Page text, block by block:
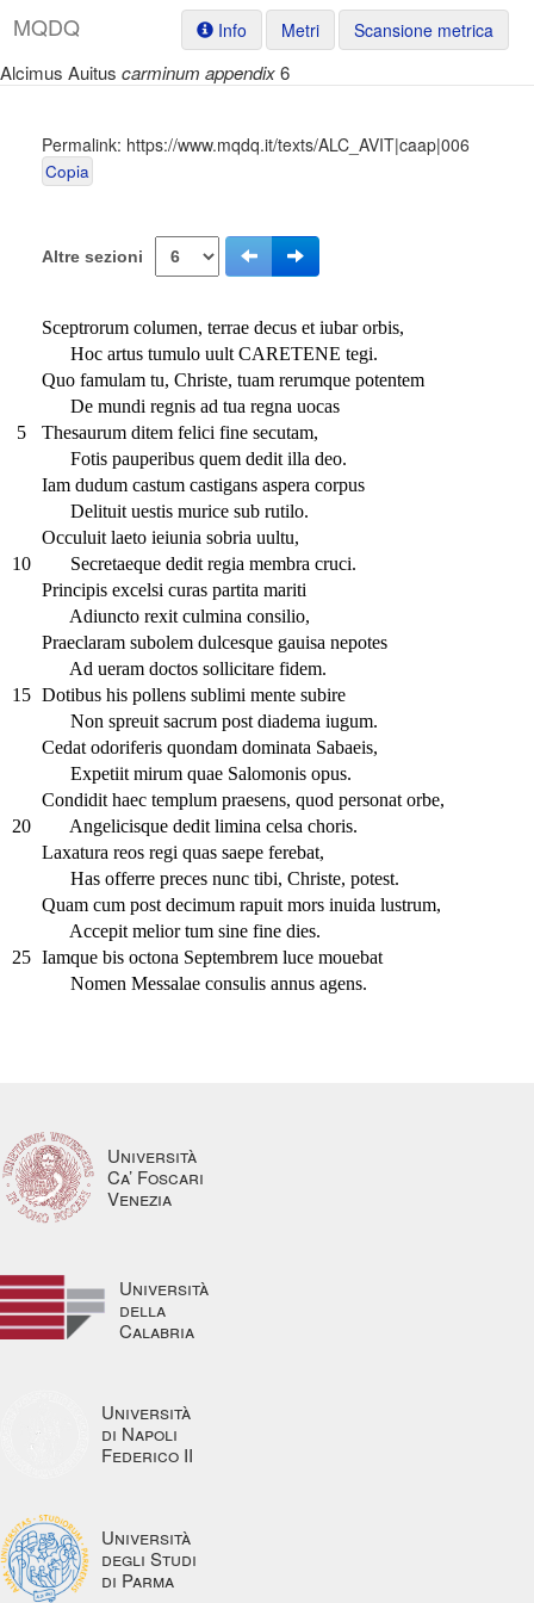
MQDQ Info Metri Scansione metrica
Alcimus Auitus carminum appendix6
Permalink: https://www.mqdq.it/texts/ALC_AVIT|caap|006
Copia
Altre sezioni
Sceptrorum columen, terrae decus et iubar orbis,
Hoc artus tumulo uult CARETENE tegi.
Quo famulam tu, Christe, tuam rerumque potentem
De mundi regnis ad tua regna uocas
5
Thesaurum ditem felici fine secutam,
Fotis pauperibus quem dedit illa deo.
Iam dudum castum castigans aspera corpus
Delituit uestis murice sub rutilo.
Occuluit laeto ieiunia sobria uultu,
10
Secretaeque dedit regia membra cruci.
Principis excelsi curas partita mariti
Adiuncto rexit culmina consilio,
Praeclaram subolem dulcesque gauisa nepotes
Ad ueram doctos sollicitare fidem.
15 Dotibus his pollens sublimi mente subire
Non spreuit sacrum post diadema iugum.
Cedat odoriferis quondam dominata Sabaeis,
Expetiit mirum quae Salomonis opus.
Condidit haec templum praesens, quod personat orbe,
20
Angelicisque dedit limina celsa choris.
Laxatura reos regi quas saepe ferebat,
Has offerre preces nunc tibi, Christe, potest.
Quam cum post decimum rapuit mors inuida lustrum,
Accepit melior tum sine fine dies.
25 Iamque bis octona Septembrem luce mouebat
Nomen Messalae consulis annus agens.
Università
Ca’ Foscari
Venezia
Università
della
Calabria
Università
di Napoli
Federico II
Università
degli Studi
di Parma